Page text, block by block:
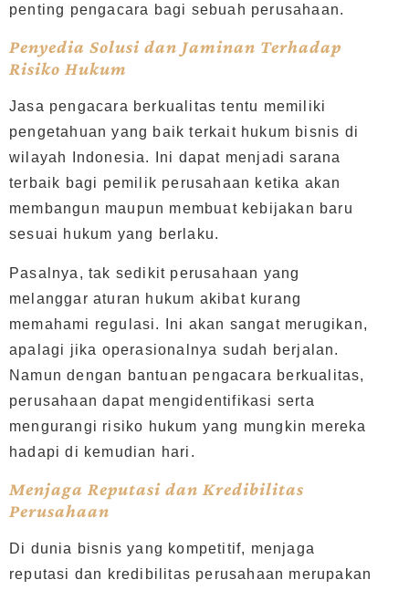
penting pengacara bagi sebuah perusahaan.
Penyedia Solusi dan Jaminan Terhadap
Risiko Hukum
Jasa pengacara berkualitas tentu memiliki
pengetahuan yang baik terkait hukum bisnis di
wilayah Indonesia. Ini dapat menjadi sarana
terbaik bagi pemilik perusahaan ketika akan
membangun maupun membuat kebijakan baru
sesuai hukum yang berlaku.
Pasalnya, tak sedikit perusahaan yang
melanggar aturan hukum akibat kurang
memahami regulasi. Ini akan sangat merugikan,
apalagi jika operasionalnya sudah berjalan.
Namun dengan bantuan pengacara berkualitas,
perusahaan dapat mengidentifikasi serta
mengurangi risiko hukum yang mungkin mereka
hadapi di kemudian hari.
Menjaga Reputasi dan Kredibilitas
Perusahaan
Di dunia bisnis yang kompetitif, menjaga
reputasi dan kredibilitas perusahaan merupakan